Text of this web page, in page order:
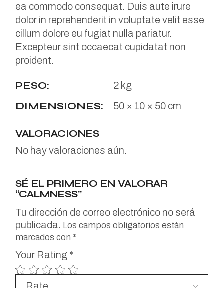
ea commodo consequat. Duis aute irure
dolor in reprehenderit in voluptate velit esse
cillum dolore eu fugiat nulla pariatur.
Excepteur sint occaecat cupidatat non
proident.
PESO 2 kg
DIMENSIONES 50 × 10 × 50 cm
VALORACIONES
No hay valoraciones aún.
SÉ EL PRIMERO EN VALORAR
“CALMNESS”
Tu dirección de correo electrónico no será
publicada. Los campos obligatorios están
marcados con *
Your Rating *